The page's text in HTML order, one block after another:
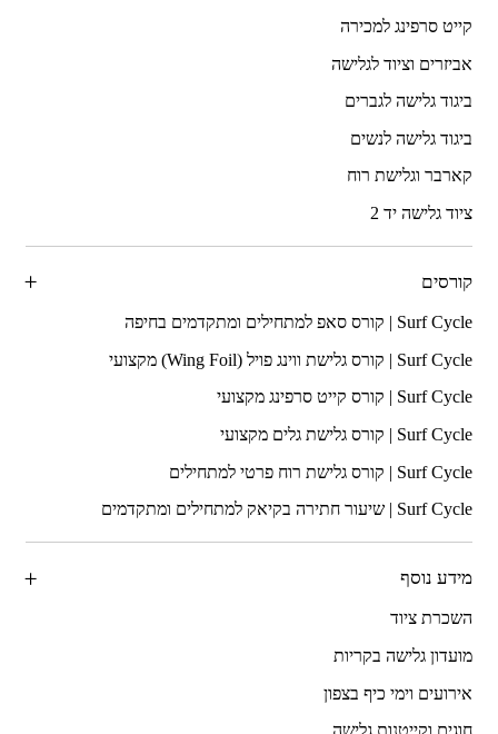
קייט סרפינג למכירה
אביזרים וציוד לגלישה
ביגוד גלישה לגברים
ביגוד גלישה לנשים
קארבר וגלישת רוח
ציוד גלישה יד 2
קורסים
מידע נוסף
השכרת ציוד
מועדון גלישה בקריות
אירועים וימי כיף בצפון